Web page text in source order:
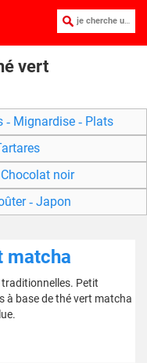
je cherche une recette :
vert
Mignardise
Plats
Chocolat noir
Japon
matcha
traditionnelles. Petit
à base de thé vert matcha